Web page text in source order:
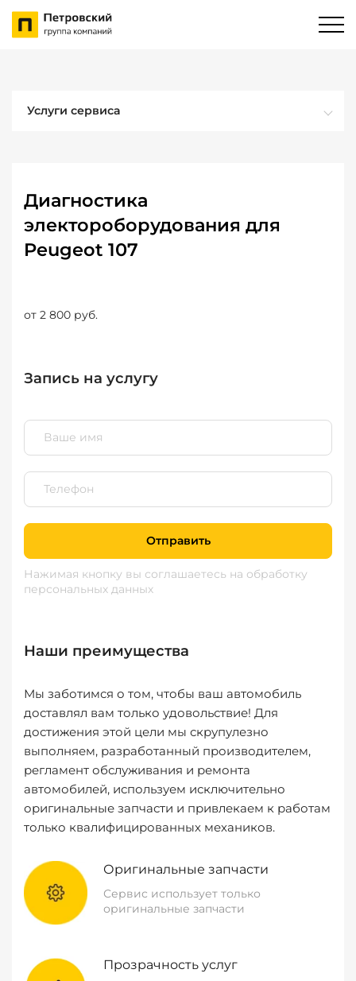
Услуги сервиса
Диагностика
электороборудования для
Peugeot 107
от 2 800 руб.
Запись на услугу
Отправить
Нажимая кнопку вы соглашаетесь на обработку
персональных данных
Наши преимущества
Мы заботимся о том, чтобы ваш автомобиль
доставлял вам только удовольствие! Для
достижения этой цели мы скрупулезно
выполняем, разработанный производителем,
регламент обслуживания и ремонта
автомобилей, используем исключительно
оригинальные запчасти и привлекаем к работам
только квалифицированных механиков.
Оригинальные запчасти
Сервис использует только
оригинальные запчасти
Прозрачность услуг